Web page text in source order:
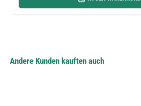
Andere Kunden kauften auch